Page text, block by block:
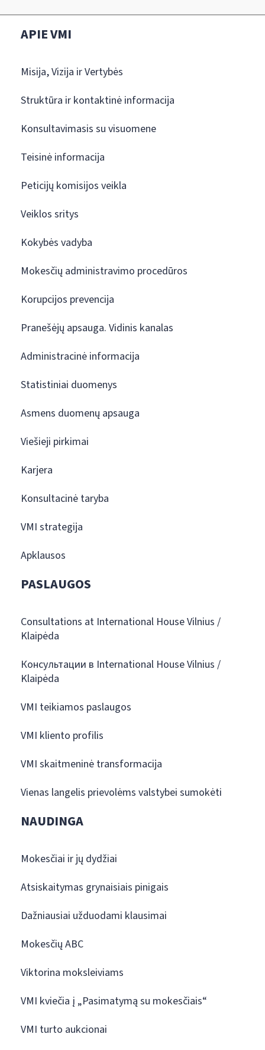
APIE VMI
Misija, Vizija ir Vertybės
Struktūra ir kontaktinė informacija
Konsultavimasis su visuomene
Teisinė informacija
Peticijų komisijos veikla
Veiklos sritys
Kokybės vadyba
Mokesčių administravimo procedūros
Korupcijos prevencija
Pranešėjų apsauga. Vidinis kanalas
Administracinė informacija
Statistiniai duomenys
Asmens duomenų apsauga
Viešieji pirkimai
Karjera
Konsultacinė taryba
VMI strategija
Apklausos
PASLAUGOS
Consultations at International House Vilnius /
Klaipėda
Консультации в International House Vilnius /
Klaipėda
VMI teikiamos paslaugos
VMI kliento profilis
VMI skaitmeninė transformacija
Vienas langelis prievolėms valstybei sumokėti
NAUDINGA
Mokesčiai ir jų dydžiai
Atsiskaitymas grynaisiais pinigais
Dažniausiai užduodami klausimai
Mokesčių ABC
Viktorina moksleiviams
VMI kviečia į „Pasimatymą su mokesčiais“
VMI turto aukcionai